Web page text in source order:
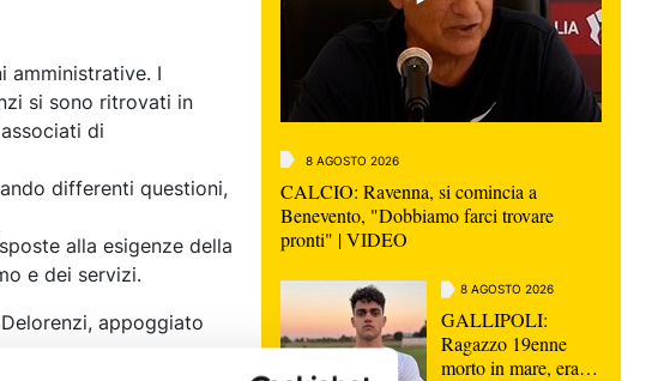
amministrative. I
si sono ritrovati in
di
differenti questioni,
alla esigenze della
e dei servizi.
appoggiato
8 AGOSTO 2026
CALCIO: Ravenna, si comincia a
Benevento, "Dobbiamo farci trovare
pronti" | VIDEO
8 AGOSTO 2026
GALLIPOLI:
Ragazzo 19enne
morto in mare, era